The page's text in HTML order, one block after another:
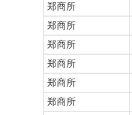
郑商所
郑商所
郑商所
郑商所
郑商所
郑商所